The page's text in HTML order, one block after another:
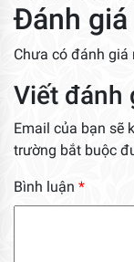
Đánh giá
Chưa có đánh giá
Viết đánh
Email của bạn sẽ
trường bắt buộc
Bình luận *